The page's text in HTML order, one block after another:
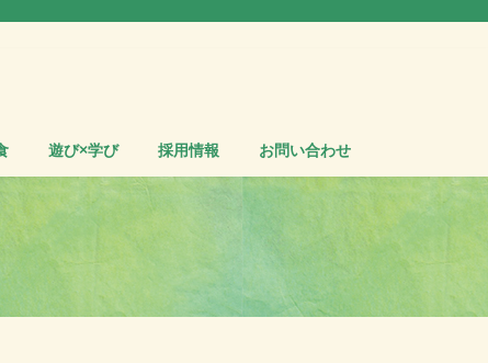
遊び×学び 採用情報 お問い合わせ